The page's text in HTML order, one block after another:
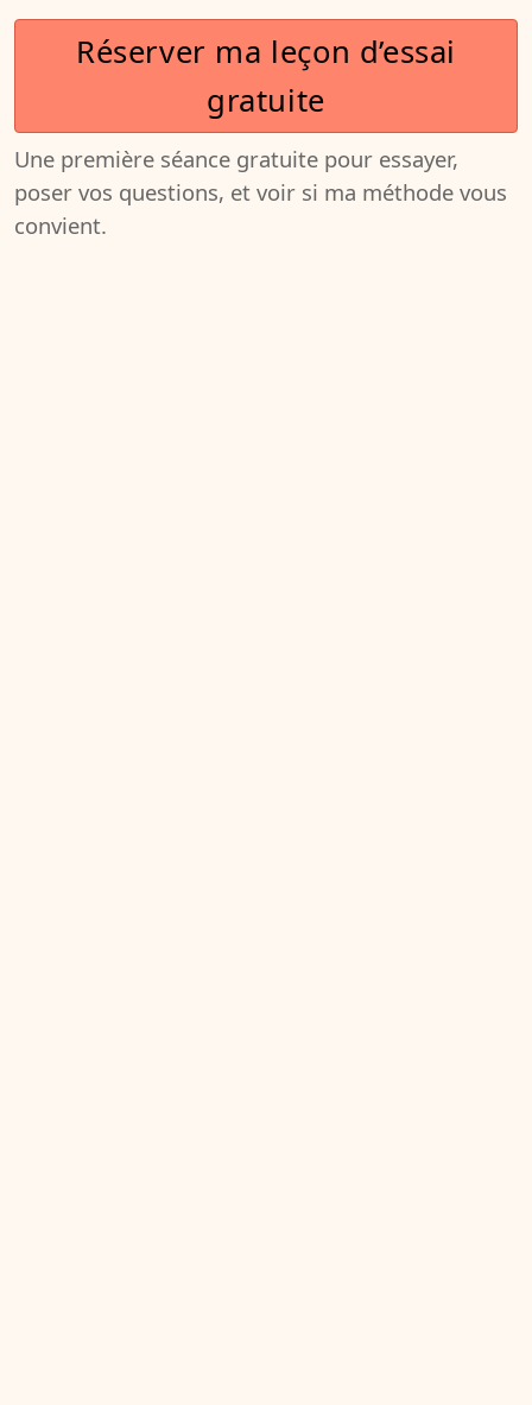
Réserver ma leçon d’essai
gratuite
Une première séance gratuite pour essayer,
poser vos questions, et voir si ma méthode vous
convient.